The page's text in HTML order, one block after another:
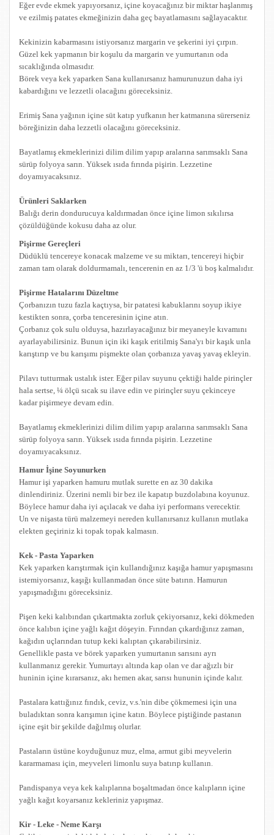
Eğer evde ekmek yapıyorsanız, içine koyacağınız bir miktar haşlanmış
ve ezilmiş patates ekmeğinizin daha geç bayatlamasını sağlayacaktır.
Kekinizin kabarmasını istiyorsanız margarin ve şekerini iyi çırpın.
Güzel kek yapmanın bir koşulu da margarin ve yumurtanın oda
sıcaklığında olmasıdır.
Börek veya kek yaparken Sana kullanırsanız hamurunuzun daha iyi
kabardığını ve lezzetli olacağını göreceksiniz.
Erimiş Sana yağının içine süt katıp yufkanın her katmanına sürerseniz
böreğinizin daha lezzetli olacağını göreceksiniz.
Bayatlamış ekmeklerinizi dilim dilim yapıp aralarına sarımsaklı Sana
sürüp folyoya sarın. Yüksek ısıda fırında pişirin. Lezzetine
doyamıyacaksınız.
Ürünleri Saklarken
Balığı derin dondurucuya kaldırmadan önce içine limon sıkılırsa
çözüldüğünde kokusu daha az olur.
Pişirme Gereçleri
Düdüklü tencereye konacak malzeme ve su miktarı, tencereyi hiçbir
zaman tam olarak doldurmamalı, tencerenin en az 1/3 'ü boş kalmalıdır.
Pişirme Hatalarını Düzeltme
Çorbanızın tuzu fazla kaçtıysa, bir patatesi kabuklarını soyup ikiye
kestikten sonra, çorba tenceresinin içine atın.
Çorbanız çok sulu olduysa, hazırlayacağınız bir meyaneyle kıvamını
ayarlayabilirsiniz. Bunun için iki kaşık eritilmiş Sana'yı bir kaşık unla
karıştırıp ve bu karışımı pişmekte olan çorbanıza yavaş yavaş ekleyin.
Pilavı tutturmak ustalık ister. Eğer pilav suyunu çektiği halde pirinçler
hala sertse, ¼ ölçü sıcak su ilave edin ve pirinçler suyu çekinceye
kadar pişirmeye devam edin.
Bayatlamış ekmeklerinizi dilim dilim yapıp aralarına sarımsaklı Sana
sürüp folyoya sarın. Yüksek ısıda fırında pişirin. Lezzetine
doyamıyacaksınız.
Hamur İşine Soyunurken
Hamur işi yaparken hamuru mutlak surette en az 30 dakika
dinlendiriniz. Üzerini nemli bir bez ile kapatıp buzdolabına koyunuz.
Böylece hamur daha iyi açılacak ve daha iyi performans verecektir.
Un ve nişasta türü malzemeyi nereden kullanırsanız kullanın mutlaka
elekten geçiriniz ki topak topak kalmasın.
Kek - Pasta Yaparken
Kek yaparken karıştırmak için kullandığınız kaşığa hamur yapışmasını
istemiyorsanız, kaşığı kullanmadan önce süte batırın. Hamurun
yapışmadığını göreceksiniz.
Pişen keki kalıbından çıkartmakta zorluk çekiyorsanız, keki dökmeden
önce kalıbın içine yağlı kağıt döşeyin. Fırından çıkardığınız zaman,
kağıdın uçlarından tutup keki kalıptan çıkarabilirsiniz.
Genellikle pasta ve börek yaparken yumurtanın sarısını ayrı
kullanmanız gerekir. Yumurtayı altında kap olan ve dar ağızlı bir
huninin içine kırarsanız, akı hemen akar, sarısı hununin içinde kalır.
Pastalara kattığınız fındık, ceviz, v.s.'nin dibe çökmemesi için una
buladıktan sonra karışımın içine katın. Böylece piştiğinde pastanın
içine eşit bir şekilde dağılmış olurlar.
Pastaların üstüne koyduğunuz muz, elma, armut gibi meyvelerin
kararmaması için, meyveleri limonlu suya batırıp kullanın.
Pandispanya veya kek kalıplarına boşaltmadan önce kalıpların içine
yağlı kağıt koyarsanız kekleriniz yapışmaz.
Kir - Leke - Neme Karşı